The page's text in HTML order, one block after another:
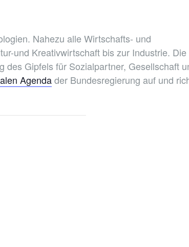
Nahezu alle Wirtschafts- und
und Kreativwirtschaft bis zur Industrie. Die
des Gipfels für Sozialpartner, Gesellschaft
Agendader Bundesregierung auf und